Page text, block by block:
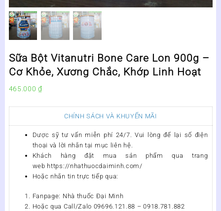
Sữa Bột Vitanutri Bone Care Lon 900g –
Cơ Khỏe, Xương Chắc, Khớp Linh Hoạt
465.000₫
CHÍNH SÁCH VÀ KHUYẾN MÃI
Dược sỹ tư vấn miễn phí 24/7. Vui lòng để lại số điện
thoại và lời nhắn tại mục liên hệ.
Khách hàng đặt mua sản phẩm qua trang
web https://nhathuocdaiminh.com/
Hoặc nhắn tin trực tiếp qua:
Fanpage: Nhà thuốc Đại Minh
Hoặc qua Call/Zalo 09696.121.88 – 0918.781.882